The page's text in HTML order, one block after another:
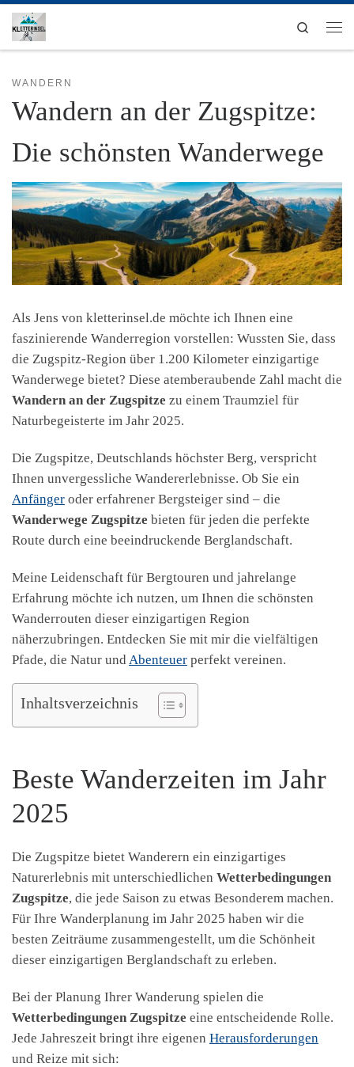
Zum Inhalt springen
Search
WANDERN
Wandern an der Zugspitze:
Die schönsten Wanderwege
Als Jens von kletterinsel.de möchte ich Ihnen eine
faszinierende Wanderregion vorstellen: Wussten Sie, dass
die Zugspitz-Region über 1.200 Kilometer einzigartige
Wanderwege bietet? Diese atemberaubende Zahl macht die
Wandern an der Zugspitze zu einem Traumziel für
Naturbegeisterte im Jahr 2025.
Die Zugspitze, Deutschlands höchster Berg, verspricht
Ihnen unvergessliche Wandererlebnisse. Ob Sie ein
Anfänger oder erfahrener Bergsteiger sind – die
Wanderwege Zugspitze bieten für jeden die perfekte
Route durch eine beeindruckende Berglandschaft.
Meine Leidenschaft für Bergtouren und jahrelange
Erfahrung möchte ich nutzen, um Ihnen die schönsten
Wanderrouten dieser einzigartigen Region
näherzubringen. Entdecken Sie mit mir die vielfältigen
Pfade, die Natur und Abenteuer perfekt vereinen.
Inhaltsverzeichnis
Beste Wanderzeiten im Jahr
2025
Die Zugspitze bietet Wanderern ein einzigartiges
Naturerlebnis mit unterschiedlichen Wetterbedingungen
Zugspitze, die jede Saison zu etwas Besonderem machen.
Für Ihre Wanderplanung im Jahr 2025 haben wir die
besten Zeiträume zusammengestellt, um die Schönheit
dieser einzigartigen Berglandschaft zu erleben.
Bei der Planung Ihrer Wanderung spielen die
Wetterbedingungen Zugspitze eine entscheidende Rolle.
Jede Jahreszeit bringt ihre eigenen Herausforderungen
und Reize mit sich: